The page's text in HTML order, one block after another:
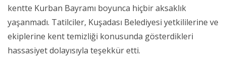
kentte Kurban Bayramı boyunca hiçbir aksaklık
yaşanmadı. Tatilciler, Kuşadası Belediyesi yetkililerine ve
ekiplerine kent temizliği konusunda gösterdikleri
hassasiyet dolayısıyla teşekkür etti.